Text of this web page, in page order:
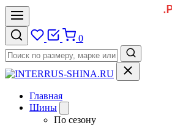
0
Главная
Шины
По сезону